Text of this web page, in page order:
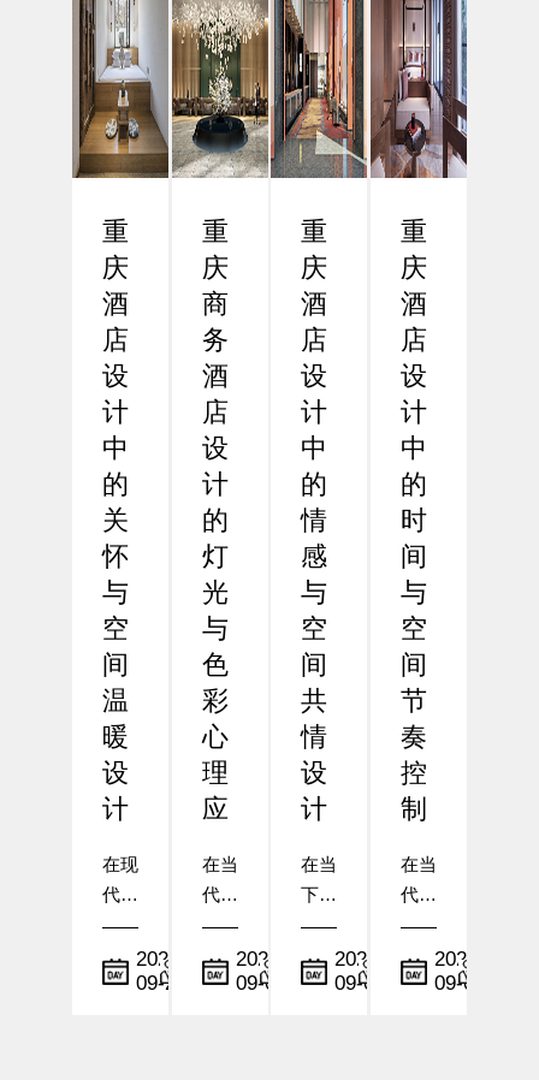
已成
为企
业和
商务
人士
关注
心议
题。
重
庆...
商务
酒店
行业
的发
展中
展现
劲的
增
长...
革命
在数
字化
浪潮
席卷
全球
天，
酒店
设计
正
经...
计
一、
引
言：
功能
导向
的必
要性
在
现...
重
庆
酒
店
设
计
中
的
关
怀
与
空
间
温
暖
设
计
在现
代酒
店设
计
中，
2025-
09-22
小
编
重
庆
商
务
酒
店
设
计
的
灯
光
与
色
彩
心
理
应
在当
代酒
店设
计
中，
2025-
09-06
小
编
重
庆
酒
店
设
计
中
的
情
感
与
空
间
共
情
设
计
在当
下的
酒店
设计
行业
2025-
09-06
小
编
重
庆
酒
店
设
计
中
的
时
间
与
空
间
节
奏
控
制
在当
代酒
店设
计
中，
2025-
09-05